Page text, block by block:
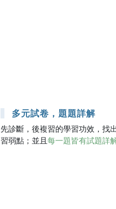
多元試卷，題題詳解
先診斷，後複習的學習功效，找
習弱點；並且每一題皆有試題詳